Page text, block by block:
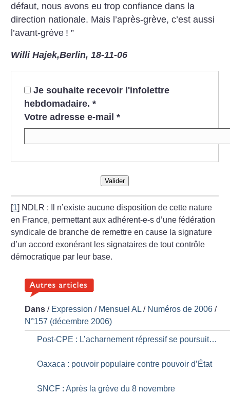
défaut, nous avons eu trop confiance dans la
direction nationale. Mais l’après-grève, c’est aussi
l’avant-grève ! ”
Willi Hajek,Berlin, 18-11-06
Je souhaite recevoir l'infolettre
hebdomadaire. *
Votre adresse e-mail *
Valider
[1] NDLR : Il n’existe aucune disposition de cette nature
en France, permettant aux adhérent-e-s d’une fédération
syndicale de branche de remettre en cause la signature
d’un accord exonérant les signataires de tout contrôle
démocratique par leur base.
Dans / Expression / Mensuel AL / Numéros de 2006 /
N°157 (décembre 2006)
Post-CPE : L’acharnement répressif se poursuit…
Oaxaca : pouvoir populaire contre pouvoir d’État
SNCF : Après la grève du 8 novembre